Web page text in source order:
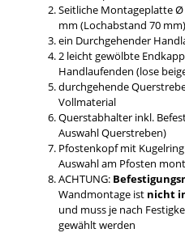
Seitliche Montageplatte
mm (Lochabstand 70 mm)
ein Durchgehender
2 leicht gewölbte
Handlaufenden (lose
durchgehende
Vollmaterial
Querstabhalter inkl.
Auswahl Querstreben)
Pfostenkopf mit
Auswahl am Pfosten
ACHTUNG:
Wandmontage ist nicht
und muss je nach
gewählt werden